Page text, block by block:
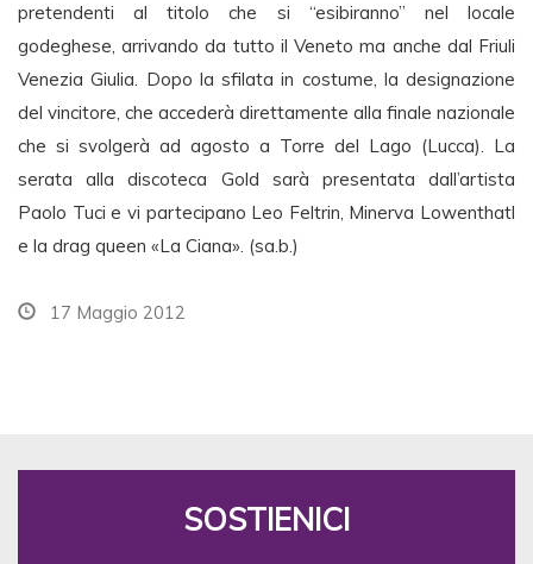
pretendenti al titolo che si “esibiranno” nel locale
godeghese, arrivando da tutto il Veneto ma anche dal Friuli
Venezia Giulia. Dopo la sfilata in costume, la designazione
del vincitore, che accederà direttamente alla finale nazionale
che si svolgerà ad agosto a Torre del Lago (Lucca). La
serata alla discoteca Gold sarà presentata dall’artista
Paolo Tuci e vi partecipano Leo Feltrin, Minerva Lowenthatl
e la drag queen «La Ciana». (sa.b.)
17 Maggio 2012
SOSTIENICI